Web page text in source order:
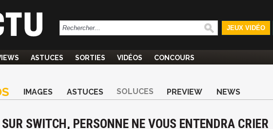
JEUX VIDÉO
ASTUCES SORTIES VIDÉOS CONCOURS
IMAGES ASTUCES SOLUCES PREVIEW NEWS
SWITCH, PERSONNE NE VOUS ENTENDRA CRIER